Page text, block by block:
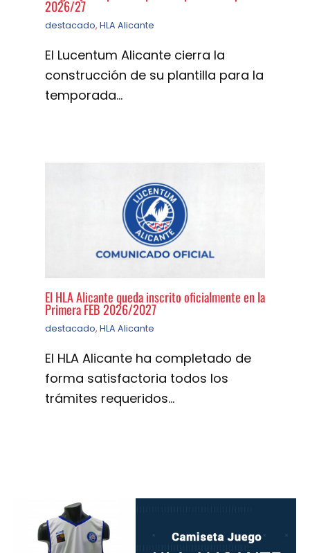
2026/27
destacado, HLA Alicante
El Lucentum Alicante cierra la
construcción de su plantilla para la
temporada…
El HLA Alicante queda inscrito oficialmente en la
Primera FEB 2026/2027
destacado, HLA Alicante
El HLA Alicante ha completado de
forma satisfactoria todos los
trámites requeridos…